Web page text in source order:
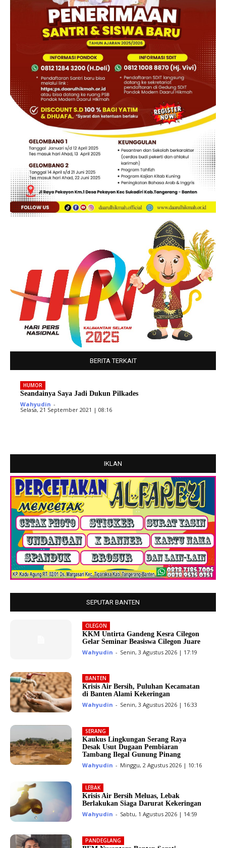
BERITA TERKAIT
HUMOR
Seandainya Saya Jadi Dukun Pilkades
Wahyudin -
Selasa, 21 September 2021 | 08:16
IKLAN
SEPUTAR BANTEN
CILEGON
KKM Untirta Gandeng Kesra Cilegon
Gelar Seminar Beasiswa Cilegon Juare
Wahyudin - Senin, 3 Agustus 2026 | 17:19
BANTEN
Krisis Air Bersih, Puluhan Kecamatan
di Banten Alami Kekeringan
Wahyudin - Senin, 3 Agustus 2026 | 16:33
SERANG
Kaukus Lingkungan Serang Raya
Desak Usut Dugaan Pembiaran
Tambang Ilegal Gunung Pinang
Wahyudin - Minggu, 2 Agustus 2026 | 10:16
LEBAK
Krisis Air Bersih Meluas, Lebak
Berlakukan Siaga Darurat Kekeringan
Wahyudin - Sabtu, 1 Agustus 2026 | 14:59
PANDEGLANG